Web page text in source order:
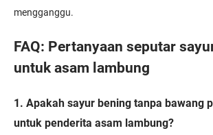
mengganggu.
FAQ: Pertanyaan seputar
untuk asam lambung
1. Apakah sayur bening tanpa bawang
untuk penderita asam lambung?